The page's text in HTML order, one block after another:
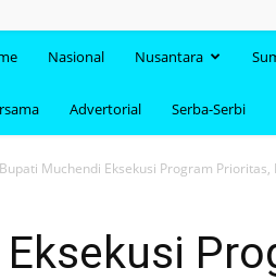
Nasional Nusantara
Advertorial Serba-Serbi
Bupati Muchendi Eksekusi Program Prioritas,